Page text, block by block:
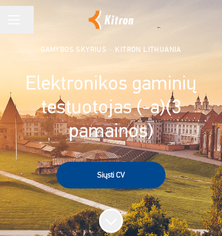
GAMYBOS SKYRIUS · KITRON LITHUANIA
Elektronikos gaminių
testuotojas (-a)(3
pamainos)
Siųsti CV